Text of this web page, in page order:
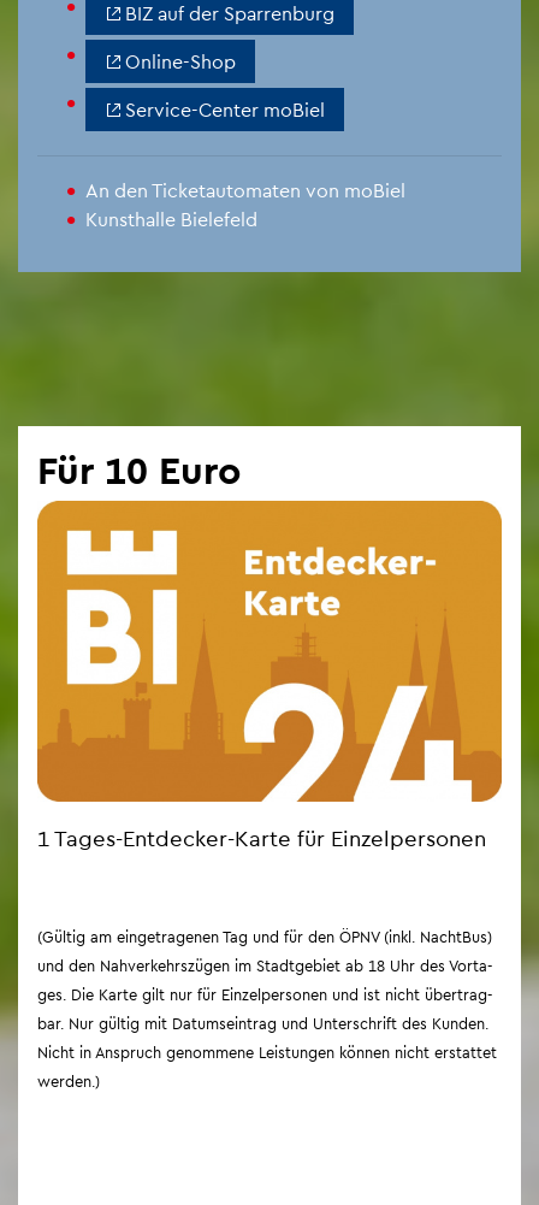
BIZ auf der Spar­ren­burg
On­line-Shop
Ser­vice-Cen­ter mo­Biel
An den Ti­cket­au­to­ma­ten von mo­Biel
Kunst­hal­le Bie­le­feld
Für 10 Euro
1 Tages-Ent­de­cker-Karte für Ein­zel­per­so­nen
(Gül­tig am ein­ge­tra­ge­nen Tag und für den ÖPNV (inkl. Nacht­Bus)
und den Nah­ver­kehrs­zü­gen im Stadt­ge­biet ab 18 Uhr des Vor­ta­
ges. Die Karte gilt nur für Ein­zel­per­so­nen und ist nicht über­trag­
bar. Nur gül­tig mit Da­tums­ein­trag und Un­ter­schrift des Kun­den.
Nicht in An­spruch ge­nom­me­ne Leis­tun­gen kön­nen nicht er­stat­tet
wer­den.)